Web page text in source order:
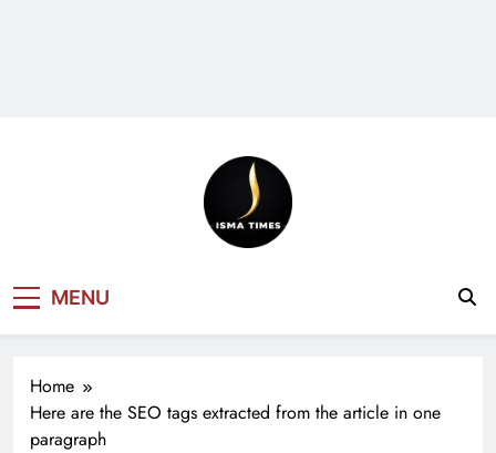
NEWS
MENU
Home
Here are the SEO tags extracted from the article in one
paragraph